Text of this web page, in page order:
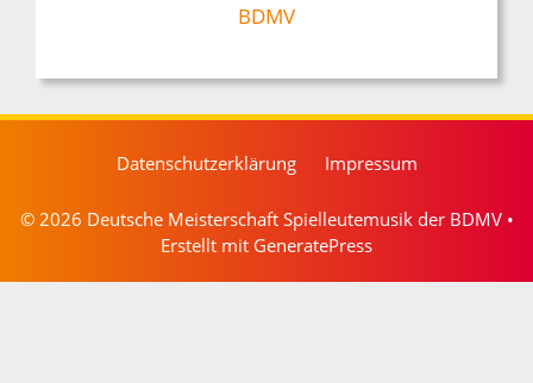
BDMV
Datenschutzerklärung Impressum
© 2026 Deutsche Meisterschaft Spielleutemusik der BDMV•
Erstellt mit GeneratePress